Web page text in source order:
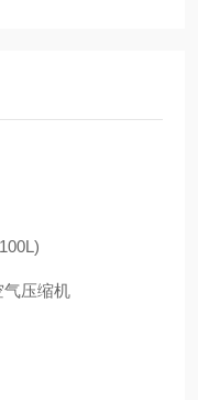
气压缩机